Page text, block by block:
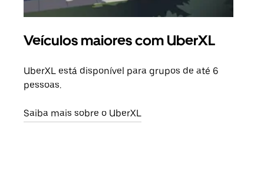
Veículos maiores com UberXL
UberXL está disponível para grupos de até 6
pessoas.
Saiba mais sobre o UberXL